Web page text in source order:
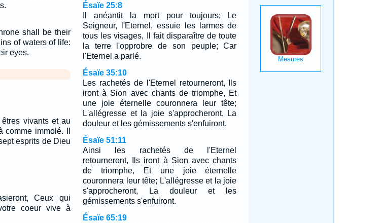
shall be their
of waters of life:
eyes.
vivants et au
immolé. Il
esprits de Dieu
Ceux qui
coeur vive à
Ésaïe 25:8
Il anéantit la mort pour toujours; Le
Seigneur, l'Eternel, essuie les larmes de
tous les visages, Il fait disparaître de toute
la terre l'opprobre de son peuple; Car
l'Eternel a parlé.
Ésaïe 35:10
Les rachetés de l'Eternel retourneront, Ils
iront à Sion avec chants de triomphe, Et
une joie éternelle couronnera leur tête;
L'allégresse et la joie s'approcheront, La
douleur et les gémissements s'enfuiront.
Ésaïe 51:11
Ainsi les rachetés de l'Eternel
retourneront, Ils iront à Sion avec chants
de triomphe, Et une joie éternelle
couronnera leur tête; L'allégresse et la joie
s'approcheront, La douleur et les
gémissements s'enfuiront.
Ésaïe 65:19